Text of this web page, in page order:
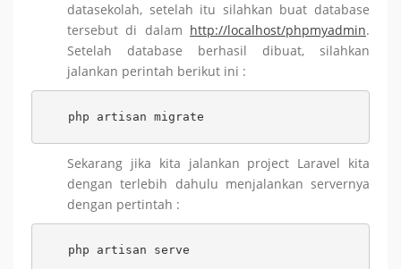
datasekolah, setelah itu silahkan buat database
tersebut di dalam http://localhost/phpmyadmin.
Setelah database berhasil dibuat, silahkan
jalankan perintah berikut ini :
php artisan migrate
Sekarang jika kita jalankan project Laravel kita
dengan terlebih dahulu menjalankan servernya
dengan pertintah :
php artisan serve